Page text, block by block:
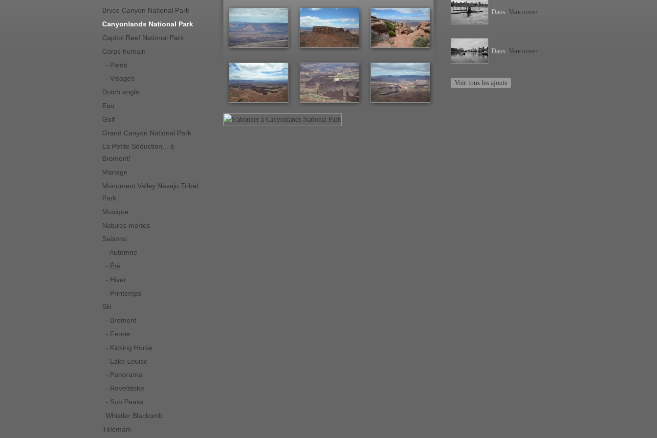
Bryce Canyon National Park
Canyonlands National Park
Capitol Reef National Park
Corps humain
- Pieds
- Visages
Dutch angle
Eau
Golf
Grand Canyon National Park
La Petite Séduction... à
Bromont!
Mariage
Monument Valley Navajo Tribal
Park
Musique
Natures mortes
Saisons
- Automne
- Été
- Hiver
- Printemps
Ski
- Bromont
- Fernie
- Kicking Horse
- Lake Louise
- Panorama
- Revelstoke
- Sun Peaks
Whistler Blackomb
Télémark
Dans: Vancouver
Dans: Vancouver
Voir tous les ajouts